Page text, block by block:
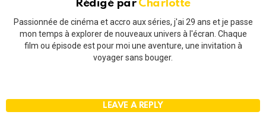
Rédigé par Charlotte
Passionnée de cinéma et accro aux séries, j'ai 29 ans et je passe
mon temps à explorer de nouveaux univers à l'écran. Chaque
film ou épisode est pour moi une aventure, une invitation à
voyager sans bouger.
LEAVE A REPLY